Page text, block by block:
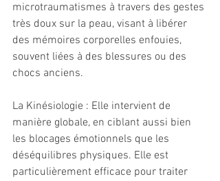
microtraumatismes à travers des gestes
très doux sur la peau, visant à libérer
des mémoires corporelles enfouies,
souvent liées à des blessures ou des
chocs anciens.
La Kinésiologie : Elle intervient de
manière globale, en ciblant aussi bien
les blocages émotionnels que les
déséquilibres physiques. Elle est
particulièrement efficace pour traiter